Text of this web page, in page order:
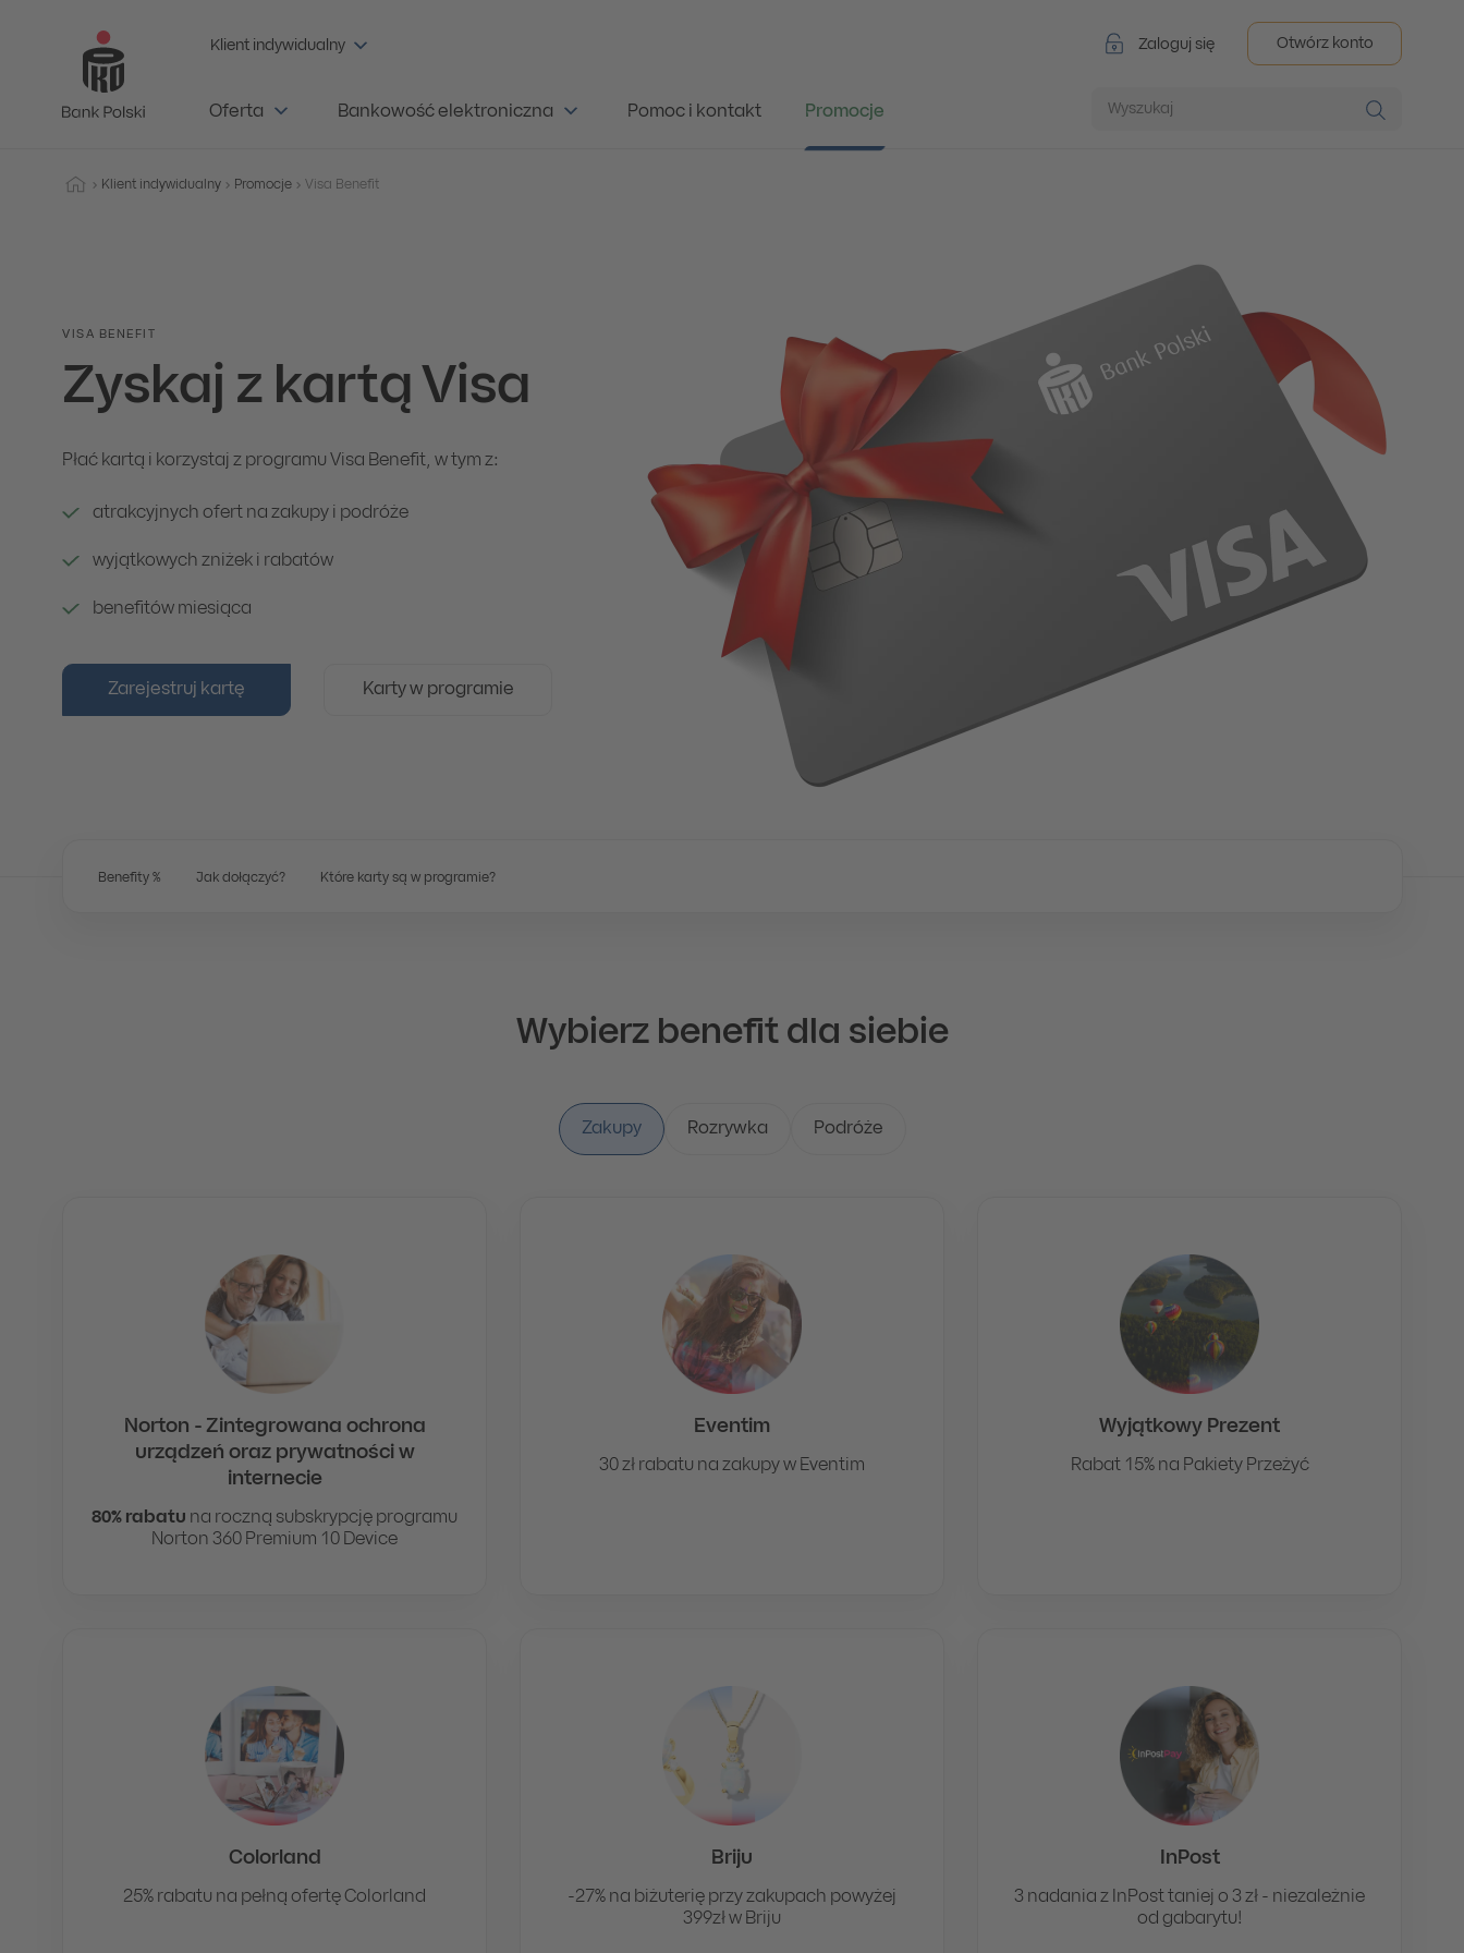
Klient indywidualny
Oferta Bankowość elektroniczna Pomoc i kontakt Promocje
Zaloguj się Otwórz konto
Wyszukaj
Klient indywidualny Promocje Visa Benefit
VISA BENEFIT
Zyskaj z kartą Visa
Płać kartą i korzystaj z programu Visa Benefit, w tym z:
atrakcyjnych ofert na zakupy i podróże
wyjątkowych zniżek i rabatów
benefitów miesiąca
Zarejestruj kartę Karty w programie
Benefity % Jak dołączyć? Które karty są w programie?
Wybierz benefit dla siebie
Zakupy Rozrywka Podróże
Norton - Zintegrowana ochrona
urządzeń oraz prywatności w
internecie
80% rabatu na roczną subskrypcję programu
Norton 360 Premium 10 Device
Eventim
30 zł rabatu na zakupy w Eventim
Wyjątkowy Prezent
Rabat 15% na Pakiety Przeżyć
Colorland
25% rabatu na pełną ofertę Colorland
Briju
-27% na biżuterię przy zakupach powyżej
399zł w Briju
InPost
3 nadania z InPost taniej o 3 zł - niezależnie
od gabarytu!